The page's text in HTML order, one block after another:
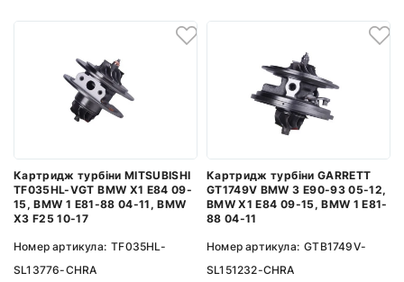
Картридж турбіни MITSUBISHI
TF035HL-VGT BMW X1 E84 09-
15, BMW 1 E81-88 04-11, BMW
X3 F25 10-17
Номер артикула: TF035HL-
SL13776-CHRA
Картридж турбіни GARRETT
GT1749V BMW 3 E90-93 05-12,
BMW X1 E84 09-15, BMW 1 E81-
88 04-11
Номер артикула: GTB1749V-
SL151232-CHRA